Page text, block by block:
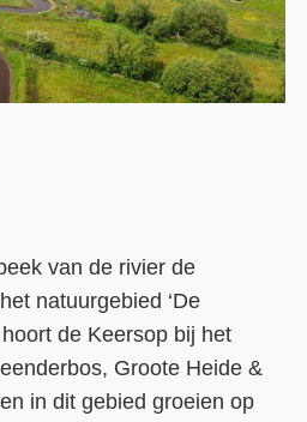
van de rivier de
natuurgebied ‘De
de Keersop bij het
Groote Heide &
in dit gebied groeien op